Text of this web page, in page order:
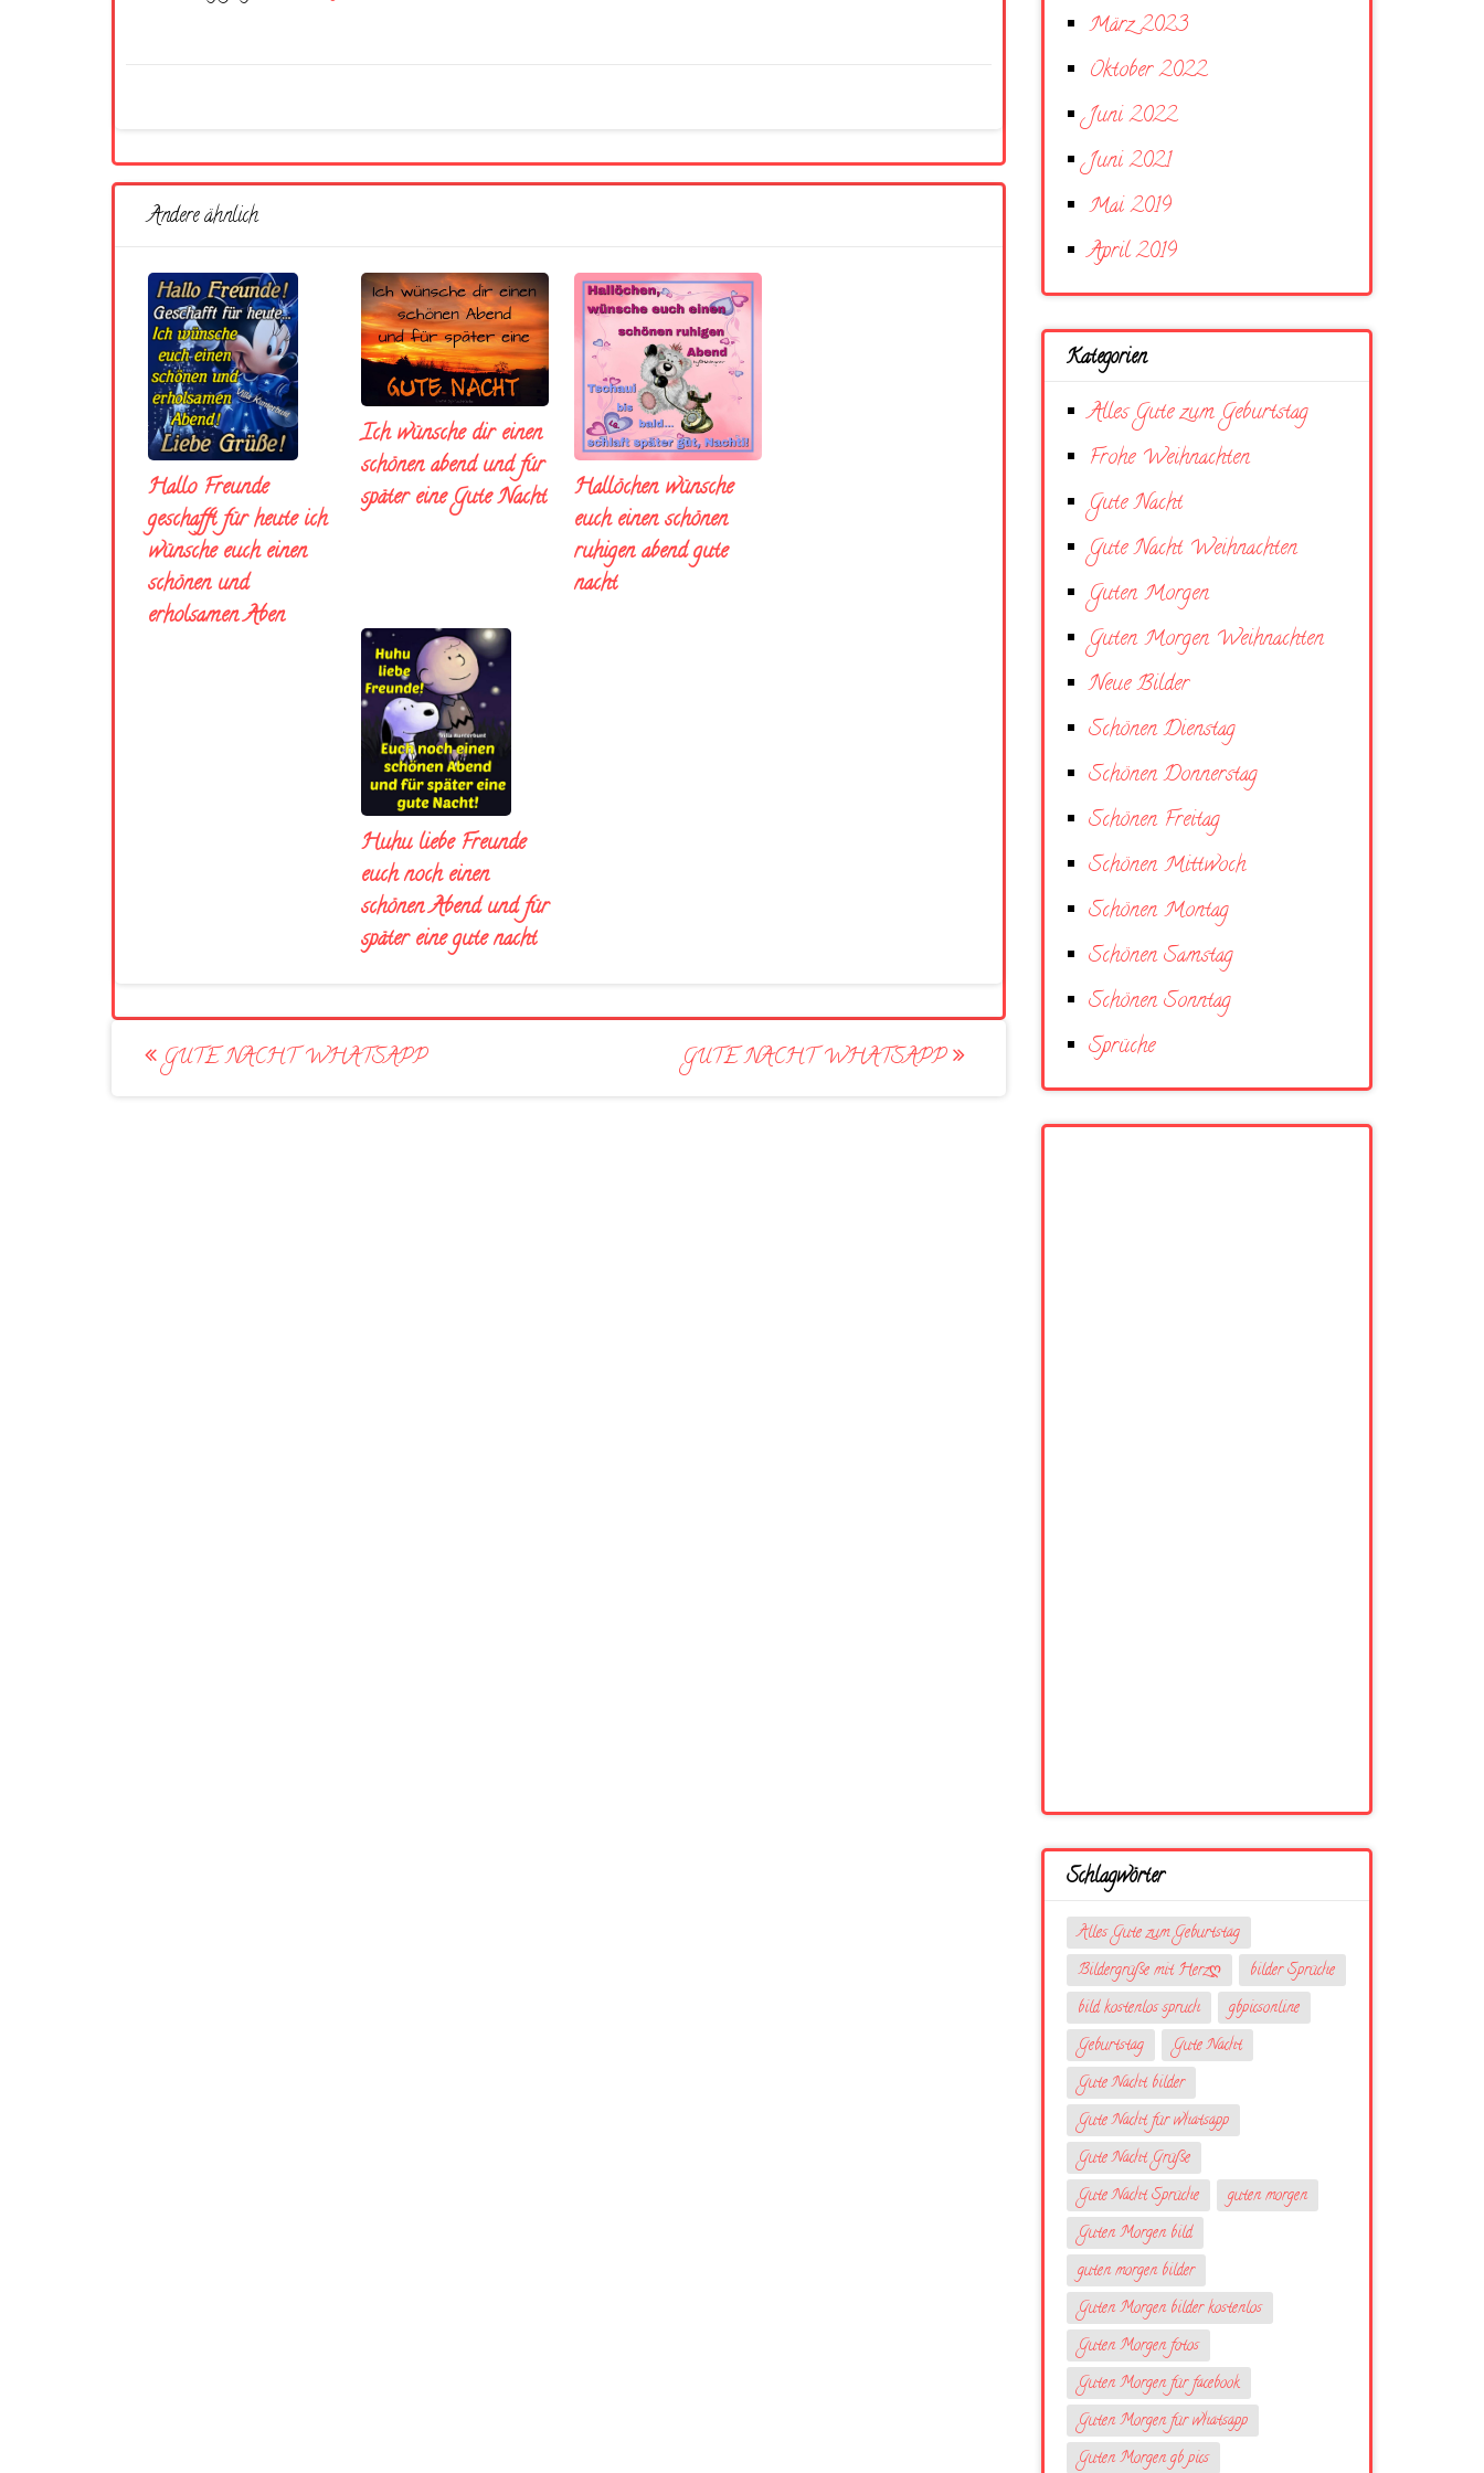
Andere ähnlich
Hallo Freunde
geschafft für heute ich
wünsche euch einen
schönen und
erholsamen Aben
Ich wünsche dir einen
schönen abend und fúr
später eine Gute Nacht
Hallöchen wünsche
euch einen schönen
ruhigen abend gute
nacht
Huhu liebe Freunde
euch noch einen
schönen Abend und für
später eine gute nacht
Post
navigation
GUTE NACHT WHATSAPP GUTE NACHT WHATSAPP
März 2023
Oktober 2022
Juni 2022
Juni 2021
Mai 2019
April 2019
Kategorien
Alles Gute zum Geburtstag
Frohe Weihnachten
Gute Nacht
Gute Nacht Weihnachten
Guten Morgen
Guten Morgen Weihnachten
Neue Bilder
Schönen Dienstag
Schönen Donnerstag
Schönen Freitag
Schönen Mittwoch
Schönen Montag
Schönen Samstag
Schönen Sonntag
Sprüche
Schlagwörter
Alles Gute zum Geburtstag
Bildergrüße mit Herzღ
bilder Sprüche
bild kostenlos spruch
gbpicsonline
Geburtstag
Gute Nacht
Gute Nacht bilder
Gute Nacht für whatsapp
Gute Nacht Grüße
Gute Nacht Sprüche
guten morgen
Guten Morgen bild
guten morgen bilder
Guten Morgen bilder kostenlos
Guten Morgen fotos
Guten Morgen für facebook
Guten Morgen für whatsapp
Guten Morgen gb pics